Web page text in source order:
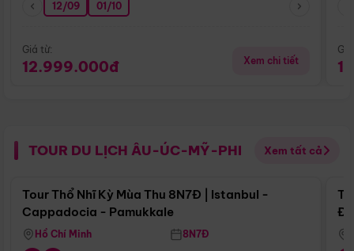
12/09 01/10
Giá từ:
12.999.000đ Xem chi tiết
TOUR DU LỊCH ÂU-ÚC-MỸ-PHI Xem tất cả
Điểm nổi bật
Tour Thổ Nhĩ Kỳ Mùa Thu 8N7Đ | Istanbul -
Cappadocia - Pamukkale
Hồ Chí Minh 8N7Đ